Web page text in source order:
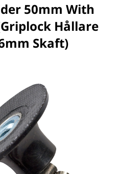
50mm With
Hållare
Skaft)